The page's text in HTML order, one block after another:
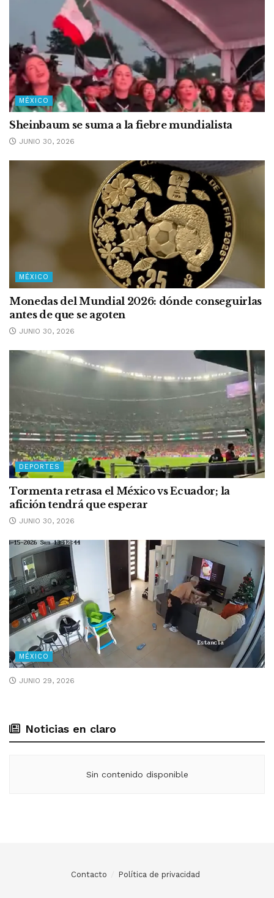
MÉXICO
Sheinbaum se suma a la fiebre mundialista
JUNIO 30, 2026
MÉXICO
Monedas del Mundial 2026: dónde conseguirlas
antes de que se agoten
JUNIO 30, 2026
DEPORTES
Tormenta retrasa el México vs Ecuador; la
afición tendrá que esperar
JUNIO 30, 2026
MÉXICO
JUNIO 29, 2026
Noticias en claro
Sin contenido disponible
Contacto Política de privacidad